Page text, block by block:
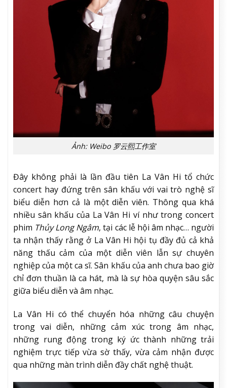
Ảnh: Weibo 罗云熙工作室
Đây không phải là lần đầu tiên La Vân Hi tổ chức
concert hay đứng trên sân khấu với vai trò nghệ sĩ
biểu diễn hơn cả là một diễn viên. Thông qua khá
nhiều sân khấu của La Vân Hi ví như trong concert
phim Thủy Long Ngâm, tại các lễ hội âm nhạc… người
ta nhận thấy rằng ở La Vân Hi hội tụ đầy đủ cả khả
năng thấu cảm của một diễn viên lẫn sự chuyên
nghiệp của một ca sĩ. Sân khấu của anh chưa bao giờ
chỉ đơn thuần là ca hát, mà là sự hòa quyện sâu sắc
giữa biểu diễn và âm nhạc.
La Vân Hi có thể chuyển hóa những câu chuyện
trong vai diễn, những cảm xúc trong âm nhạc,
những rung động trong ký ức thành những trải
nghiệm trực tiếp vừa sờ thấy, vừa cảm nhận được
qua những màn trình diễn đầy chất nghệ thuật.